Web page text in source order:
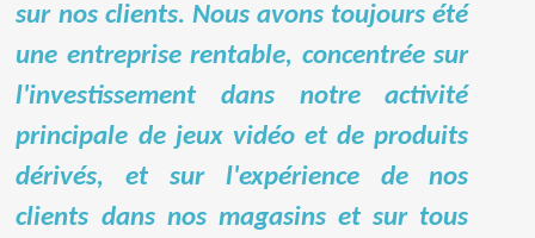
sur nos clients. Nous avons toujours été
une entreprise rentable, concentrée sur
l'investissement dans notre activité
principale de jeux vidéo et de produits
dérivés, et sur l'expérience de nos
clients dans nos magasins et sur tous